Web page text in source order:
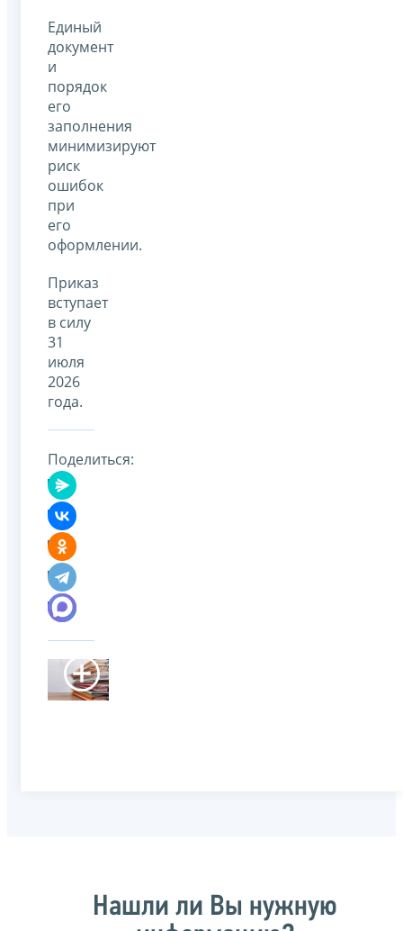
Единый
документ
и
порядок
его
заполнения
минимизируют
риск
ошибок
при
его
оформлении.
Приказ
вступает
в силу
31
июля
2026
года.
Поделиться:
Нашли ли Вы нужную